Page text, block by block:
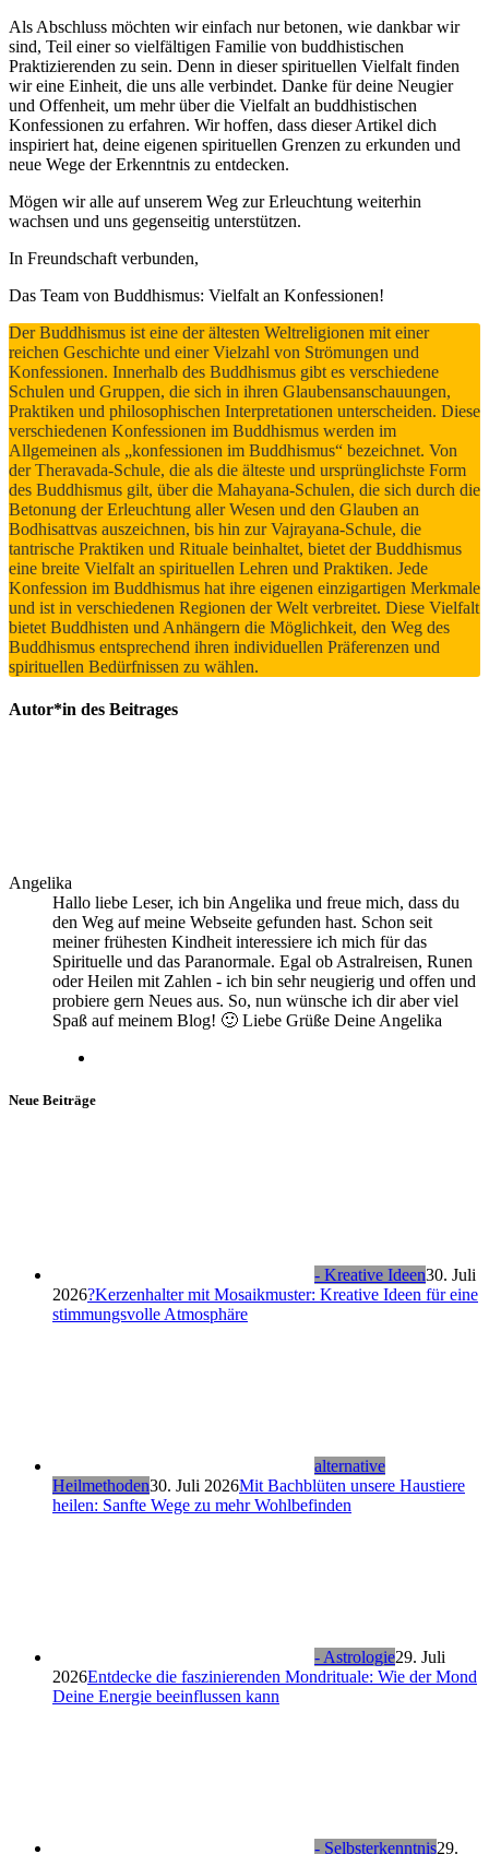
Als Abschluss möchten wir einfach nur betonen, wie dankbar wir
sind, Teil einer so vielfältigen Familie von buddhistischen
Praktizierenden zu sein. Denn in dieser spirituellen Vielfalt finden
wir eine Einheit, die uns alle verbindet. Danke für deine Neugier
und Offenheit, um mehr über die Vielfalt an buddhistischen
Konfessionen zu erfahren. Wir hoffen, dass dieser Artikel dich
inspiriert hat, deine eigenen spirituellen Grenzen zu erkunden und
neue Wege der Erkenntnis zu entdecken.
Mögen wir alle auf unserem Weg zur Erleuchtung weiterhin
wachsen und uns gegenseitig unterstützen.
In Freundschaft verbunden,
Das Team von Buddhismus: Vielfalt an Konfessionen!
Der Buddhismus ist eine der ältesten Weltreligionen mit einer
reichen Geschichte und einer Vielzahl von Strömungen und
Konfessionen. Innerhalb des Buddhismus gibt es verschiedene
Schulen und Gruppen, die sich in ihren Glaubensanschauungen,
Praktiken und philosophischen Interpretationen unterscheiden. Diese
verschiedenen Konfessionen im Buddhismus werden im
Allgemeinen als „konfessionen im Buddhismus“ bezeichnet. Von
der Theravada-Schule, die als die älteste und ursprünglichste Form
des Buddhismus gilt, über die Mahayana-Schulen, die sich durch die
Betonung der Erleuchtung aller Wesen und den Glauben an
Bodhisattvas auszeichnen, bis hin zur Vajrayana-Schule, die
tantrische Praktiken und Rituale beinhaltet, bietet der Buddhismus
eine breite Vielfalt an spirituellen Lehren und Praktiken. Jede
Konfession im Buddhismus hat ihre eigenen einzigartigen Merkmale
und ist in verschiedenen Regionen der Welt verbreitet. Diese Vielfalt
bietet Buddhisten und Anhängern die Möglichkeit, den Weg des
Buddhismus entsprechend ihren individuellen Präferenzen und
spirituellen Bedürfnissen zu wählen.
Autor*in des Beitrages
Angelika
Hallo liebe Leser, ich bin Angelika und freue mich, dass du
den Weg auf meine Webseite gefunden hast. Schon seit
meiner frühesten Kindheit interessiere ich mich für das
Spirituelle und das Paranormale. Egal ob Astralreisen, Runen
oder Heilen mit Zahlen - ich bin sehr neugierig und offen und
probiere gern Neues aus. So, nun wünsche ich dir aber viel
Spaß auf meinem Blog! 🙂 Liebe Grüße Deine Angelika
Neue Beiträge
- Kreative Ideen30. Juli
2026?Kerzenhalter mit Mosaikmuster: Kreative Ideen für eine
stimmungsvolle Atmosphäre
alternative
Heilmethoden30. Juli 2026Mit Bachblüten unsere Haustiere
heilen: Sanfte Wege zu mehr Wohlbefinden
- Astrologie29. Juli
2026Entdecke die faszinierenden Mondrituale: Wie der Mond
Deine Energie beeinflussen kann
- Selbsterkenntnis29.